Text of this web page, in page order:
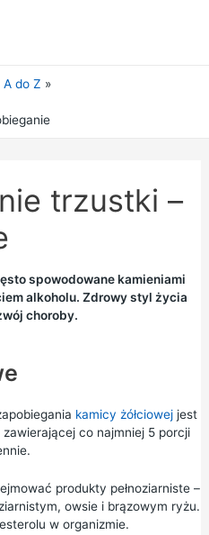
do Z
trzustki –
spowodowane kamieniami
alkoholu. Zdrowy styl życia
choroby.
kamicy żółciowejjest
co najmniej 5 porcji
produkty pełnoziarniste –
owsie i brązowym ryżu.
w organizmie.